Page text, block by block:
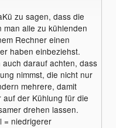
zu sagen, dass die
alle zu kühlenden
Rechner einen
haben einbeziehst.
darauf achten, dass
nimmst, die nicht nur
mehrere, damit
der Kühlung für die
drehen lassen.
= niedrigerer